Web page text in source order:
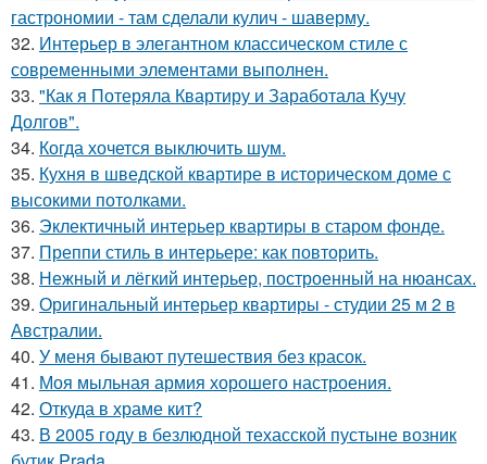
гастрономии - там сделали кулич - шаверму.
32. Интерьер в элегантном классическом стиле с
современными элементами выполнен.
33. "Как я Потеряла Квартиру и Заработала Кучу
Долгов".
34. Когда хочется выключить шум.
35. Кухня в шведской квартире в историческом доме с
высокими потолками.
36. Эклектичный интерьер квартиры в старом фонде.
37. Преппи стиль в интерьере: как повторить.
38. Нежный и лёгкий интерьер, построенный на нюансах.
39. Оригинальный интерьер квартиры - студии 25 м 2 в
Австралии.
40. У меня бывают путешествия без красок.
41. Моя мыльная армия хорошего настроения.
42. Откуда в храме кит?
43. В 2005 году в безлюдной техасской пустыне возник